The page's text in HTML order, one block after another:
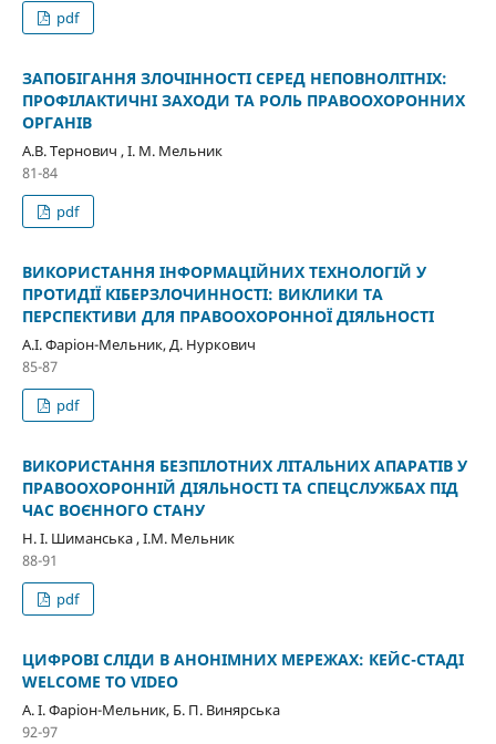
pdf
ЗАПОБІГАННЯ ЗЛОЧІННОСТІ СЕРЕД НЕПОВНОЛІТНІХ:
ПРОФІЛАКТИЧНІ ЗАХОДИ ТА РОЛЬ ПРАВООХОРОННИХ
ОРГАНІВ
А.В. Тернович , І. М. Мельник
81-84
pdf
ВИКОРИСТАННЯ ІНФОРМАЦІЙНИХ ТЕХНОЛОГІЙ У
ПРОТИДІЇ КІБЕРЗЛОЧИННОСТІ: ВИКЛИКИ ТА
ПЕРСПЕКТИВИ ДЛЯ ПРАВООХОРОННОЇ ДІЯЛЬНОСТІ
А.І. Фаріон-Мельник, Д. Нуркович
85-87
pdf
ВИКОРИСТАННЯ БЕЗПІЛОТНИХ ЛІТАЛЬНИХ АПАРАТІВ У
ПРАВООХОРОННІЙ ДІЯЛЬНОСТІ ТА СПЕЦСЛУЖБАХ ПІД
ЧАС ВОЄННОГО СТАНУ
Н. І. Шиманська , І.М. Мельник
88-91
pdf
ЦИФРОВІ СЛІДИ В АНОНІМНИХ МЕРЕЖАХ: КЕЙС-СТАДІ
WELCOME TO VIDEO
А. І. Фаріон-Мельник, Б. П. Винярська
92-97